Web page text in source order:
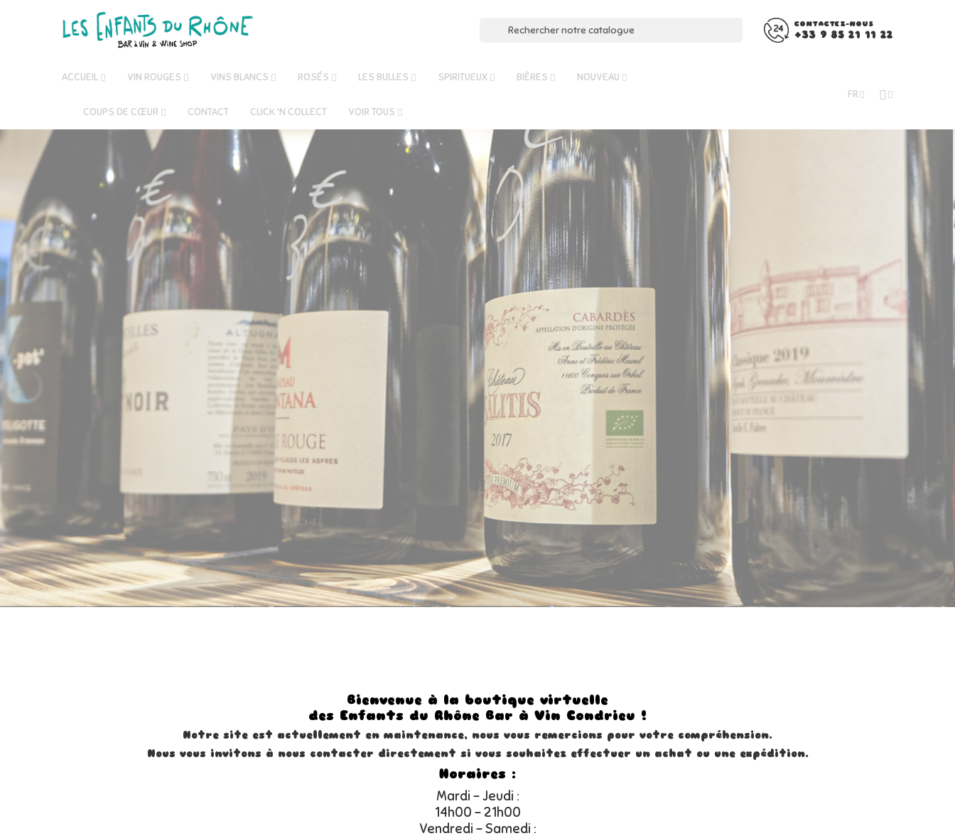
CONTACTEZ-NOUS
+33 9 85 21 11 22
ACCUEIL VIN ROUGES VINS BLANCS ROSÉS LES BULLES SPIRITUEUX BIÈRES NOUVEAU
COUPS DE CŒUR CONTACT CLICK 'N COLLECT VOIR TOUS
FR
Bienvenue à la boutique virtuelle
des Enfants du Rhône Bar à Vin Condrieu !
Notre site est actuellement en maintenance, nous vous remercions pour votre compréhension.
Nous vous invitons à nous contacter directement si vous souhaitez effectuer un achat ou une expédition.
Horaires :
Mardi - Jeudi :
14h00 - 21h00
Vendredi - Samedi :